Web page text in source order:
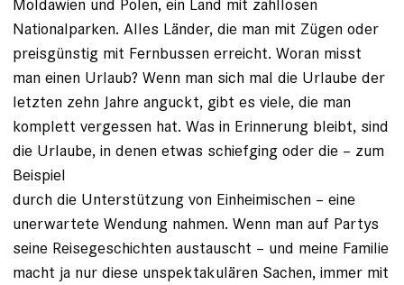
Nationalparken. Alles Länder, die man mit Zügen oder
preisgünstig mit Fernbussen erreicht. Woran misst
man einen Urlaub? Wenn man sich mal die Urlaube der
letzten zehn Jahre anguckt, gibt es viele, die man
komplett vergessen hat. Was in Erinnerung bleibt, sind
die ­Urlaube, in denen etwas schiefging oder die – zum
Beispiel
durch die Unterstützung von Einheimischen – eine
unerwar­tete Wendung nahmen. Wenn man auf Partys
seine Reisegeschichten austauscht – und meine Familie
macht ja nur diese unspektakulären Sachen, immer mit